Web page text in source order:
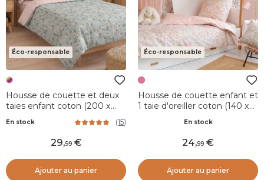
Éco-responsable
Housse de couette et deux
taies enfant coton (200 x
200 cm) Tamia Multicolore
En stock (15)
29,99
Ajouter au panier
Éco-responsable
Housse de couette enfant et
1 taie d'oreiller coton (140 x
En stock
24,99
Ajouter au panier